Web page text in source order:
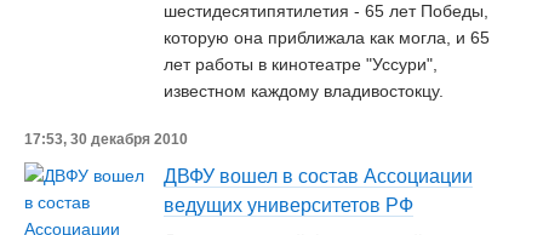
шестидесятипятилетия - 65 лет Победы,
которую она приближала как могла, и 65
лет работы в кинотеатре "Уссури",
известном каждому владивостокцу.
17:53, 30 декабря 2010
ДВФУ вошел в состав Ассоциации
ведущих университетов РФ